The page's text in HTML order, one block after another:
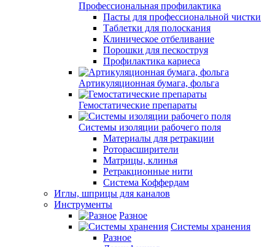
Профессиональная профилактика
Пасты для профессиональной чистки
Таблетки для полоскания
Клиническое отбеливание
Порошки для пескоструя
Профилактика кариеса
Артикуляционная бумага, фольга
Гемостатические препараты
Системы изоляции рабочего поля
Материалы для ретракции
Роторасширители
Матрицы, клинья
Ретракционные нити
Система Коффердам
Иглы, шприцы для каналов
Инструменты
Разное
Системы хранения
Разное